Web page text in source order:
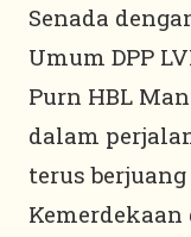
Senada
Umum DPP
Purn HBL
dalam
terus